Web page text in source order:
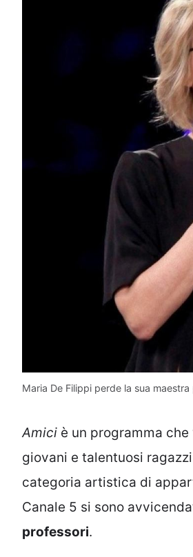
Maria De Filippi perde la sua
Amici è un programma
giovani e talentuosi
categoria artistica di
Canale 5 si sono
professori.